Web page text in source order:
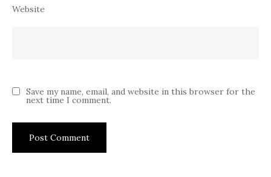
Website
Save my name, email, and website in this browser for the
next time I comment.